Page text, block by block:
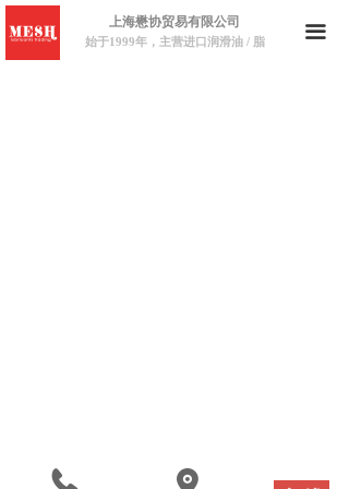
끀
上海懋协贸易有限公司
始于1999年，主营进口润滑油 / 脂